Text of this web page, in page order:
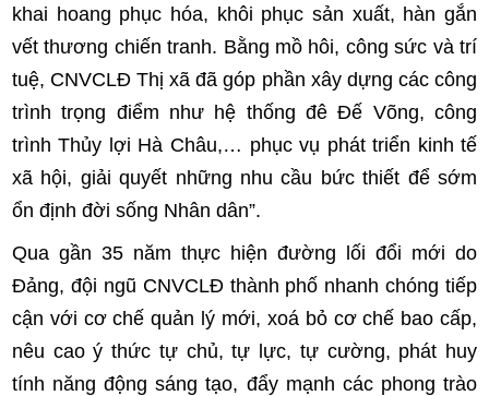
khai hoang phục hóa, khôi phục sản xuất, hàn gắn
vết thương chiến tranh. Bằng mồ hôi, công sức và trí
tuệ, CNVCLĐ Thị xã đã góp phần xây dựng các công
trình trọng điểm như hệ thống đê Đế Võng, công
trình Thủy lợi Hà Châu,… phục vụ phát triển kinh tế
xã hội, giải quyết những nhu cầu bức thiết để sớm
ổn định đời sống Nhân dân”.
Qua gần 35 năm thực hiện đường lối đổi mới do
Đảng, đội ngũ CNVCLĐ thành phố nhanh chóng tiếp
cận với cơ chế quản lý mới, xoá bỏ cơ chế bao cấp,
nêu cao ý thức tự chủ, tự lực, tự cường, phát huy
tính năng động sáng tạo, đẩy mạnh các phong trào